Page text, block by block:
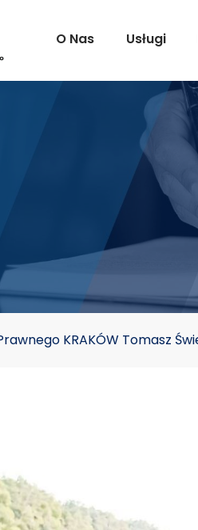
O Nas Usługi
KRAKÓW Tomasz